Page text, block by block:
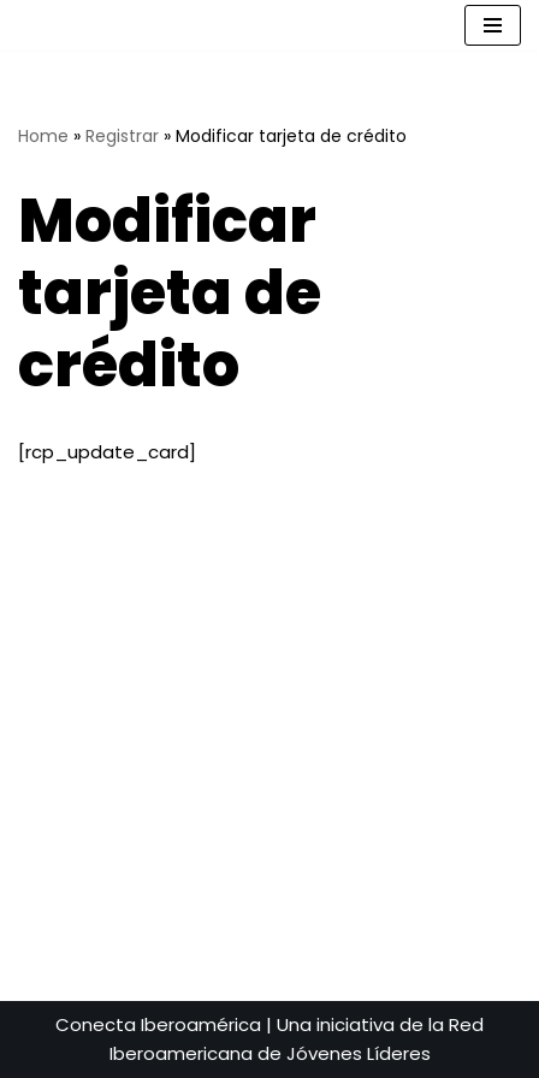
Home » Registrar » Modificar tarjeta de crédito
Modificar
tarjeta de
crédito
[rcp_update_card]
Conecta Iberoamérica | Una iniciativa de la Red
Iberoamericana de Jóvenes Líderes